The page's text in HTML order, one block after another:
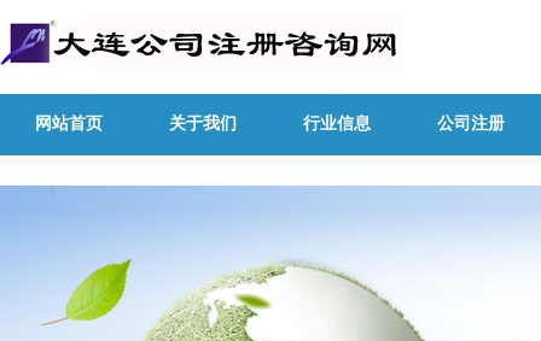
网站首页 关于我们 行业信息 公司注册